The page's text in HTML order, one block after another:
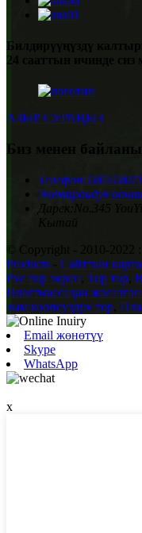
Билдирүүңүздү
24 сааттын ичинде сиз
АЗЫР СУРАҢЫЗ
Биз менен
Телефон:
Электрондук
Дарек:
No.345
Кытай
© Copyright - 2010-2022 :
Products
Сайттын
Pvc тор экран Тор тор
Пластмассадан
зым коопсуздук тор
Email жөнөтүү
Skype
WhatsApp
x